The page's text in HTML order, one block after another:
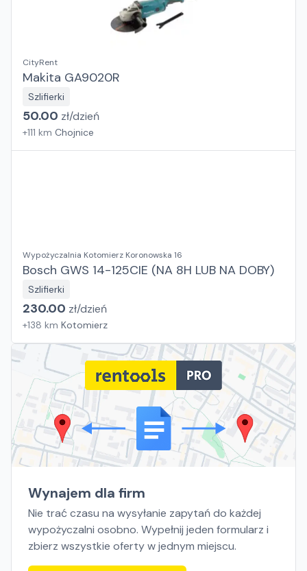
CityRent
Makita GA9020R
Szlifierki
50.00 zł/dzień
+111 km Chojnice
Wypożyczalnia Kotomierz Koronowska 16
Bosch GWS 14-125CIE (NA 8H LUB NA DOBY)
Szlifierki
230.00 zł/dzień
+138 km Kotomierz
Wynajem dla firm
Nie trać czasu na wysyłanie zapytań do każdej
wypożyczalni osobno. Wypełnij jeden formularz i
zbierz wszystkie oferty w jednym miejscu.